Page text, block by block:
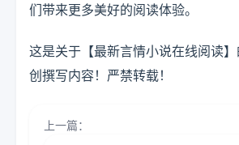
们带来更多美好的阅读体验。
这是关于【最新言情小说在线阅读
创撰写内容！严禁转载！
上一篇：